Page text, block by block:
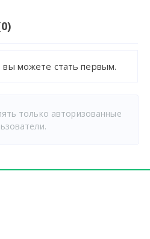
можете стать первым.
только авторизованные